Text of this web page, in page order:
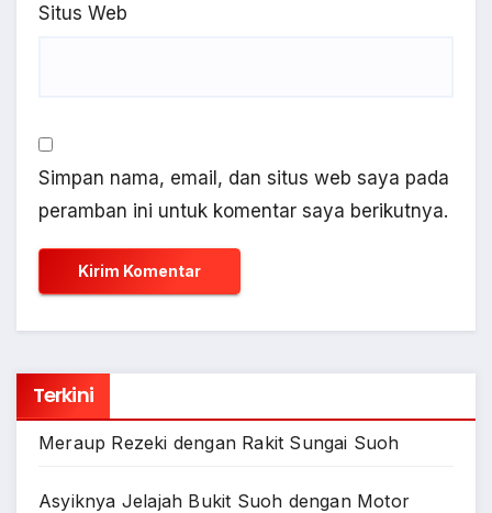
Situs Web
Simpan nama, email, dan situs web saya pada
peramban ini untuk komentar saya berikutnya.
Terkini
Meraup Rezeki dengan Rakit Sungai Suoh
Asyiknya Jelajah Bukit Suoh dengan Motor